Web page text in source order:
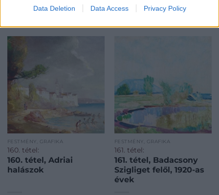
Data Deletion Data Access Privacy Policy
MEGTEKINTEM MEGTEKINTEM
FESTMÉNY, GRAFIKA
160. tétel:
160. tétel, Adriai
halászok
FESTMÉNY, GRAFIKA
161. tétel:
161. tétel, Badacsony
Szigliget felől, 1920-as
évek